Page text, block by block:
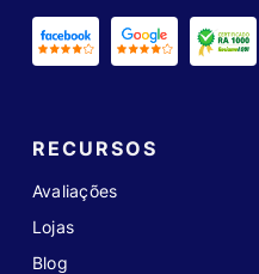
RECURSOS
Avaliações
Lojas
Blog